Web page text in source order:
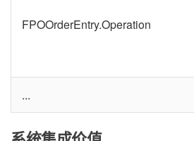
FPOOrderEntry.Operation
...